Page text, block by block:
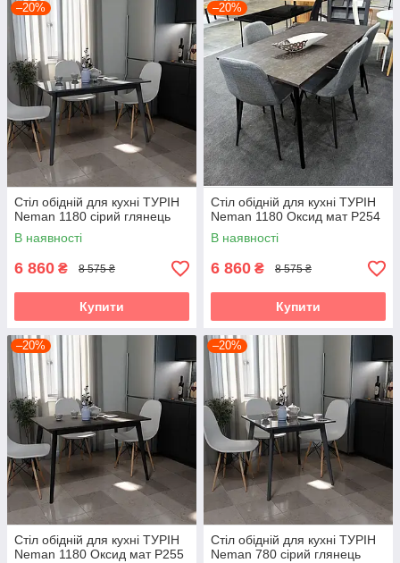
–20%
Стіл обідній для кухні ТУРІН
Neman 1180 сірий глянець
В наявності
6 860 ₴ 8 575 ₴
Купити
–20%
Стіл обідній для кухні ТУРІН
Neman 1180 Оксид мат Р254
В наявності
6 860 ₴ 8 575 ₴
Купити
–20%
Стіл обідній для кухні ТУРІН
Neman 1180 Оксид мат Р255
–20%
Стіл обідній для кухні ТУРІН
Neman 780 сірий глянець